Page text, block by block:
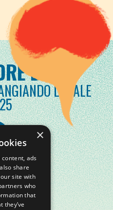
DAY
LOCALE
×
ads
share
site with
who
that
they’ve